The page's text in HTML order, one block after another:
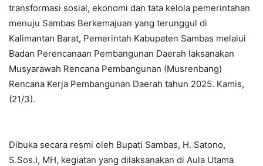
transformasi sosial, ekonomi dan tata kelola pemerintahan
menuju Sambas Berkemajuan yang terunggul di
Kalimantan Barat, Pemerintah Kabupaten Sambas melalui
Badan Perencanaan Pembangunan Daerah laksanakan
Musyarawah Rencana Pembangunan (Musrenbang)
Rencana Kerja Pembangunan Daerah tahun 2025. Kamis,
(21/3).
Dibuka secara resmi oleh Bupati Sambas, H. Satono,
S.Sos.I, MH, kegiatan yang dilaksanakan di Aula Utama